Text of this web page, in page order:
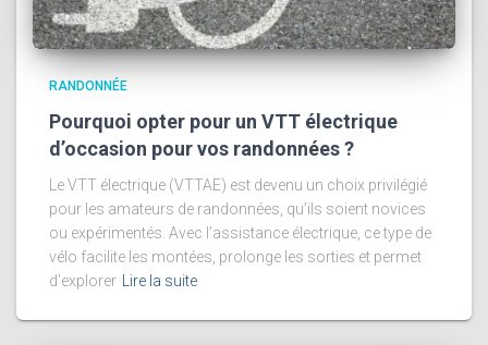
RANDONNÉE
Pourquoi opter pour un VTT électrique
d’occasion pour vos randonnées ?
Le VTT électrique (VTTAE) est devenu un choix privilégié
pour les amateurs de randonnées, qu’ils soient novices
ou expérimentés. Avec l’assistance électrique, ce type de
vélo facilite les montées, prolonge les sorties et permet
d’explorer Lire la suite